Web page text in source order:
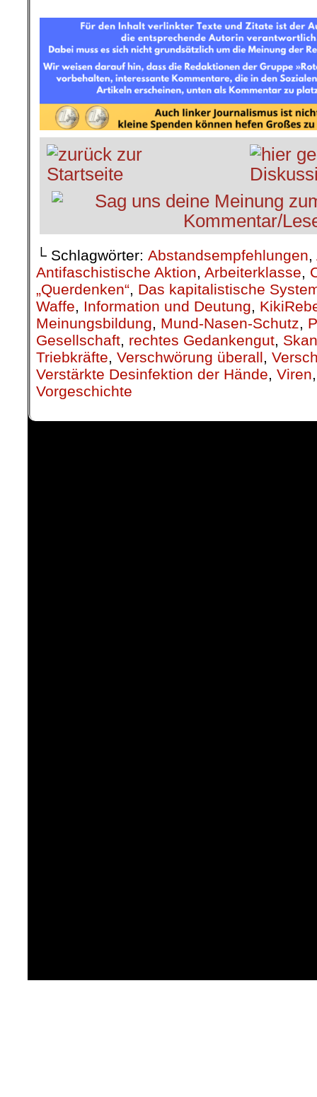
└ Schlagwörter: Abstandsempfehlungen
Antifaschistische Aktion Arbeiterklasse
„Querdenken“ Das kapitalistische
Waffe
Information und Deutung
Meinungsbildung
Mund-Nasen-Schutz
Gesellschaft rechtes Gedankengut
Triebkräfte Verschwörung überall
Verstärkte Desinfektion der Hände Viren
Vorgeschichte